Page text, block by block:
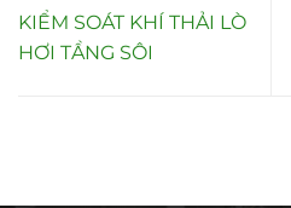
KIỂM SOÁT KHÍ THẢI LÒ
HƠI TẦNG SÔI